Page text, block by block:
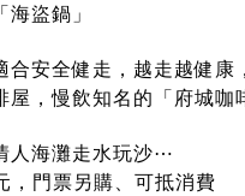
盜鍋」
安全健走，越走越健康，
，慢飲知名的「府城咖
人海灘走水玩沙⋯
，門票另購、可抵消費